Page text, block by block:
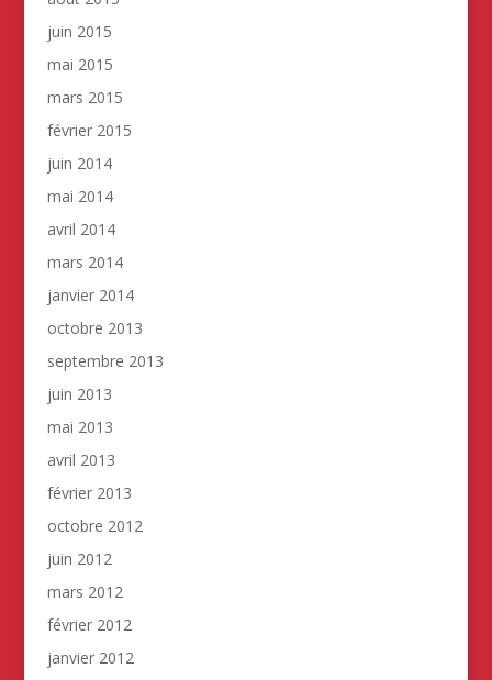
juin 2015
mai 2015
mars 2015
février 2015
juin 2014
mai 2014
avril 2014
mars 2014
janvier 2014
octobre 2013
septembre 2013
juin 2013
mai 2013
avril 2013
février 2013
octobre 2012
juin 2012
mars 2012
février 2012
janvier 2012